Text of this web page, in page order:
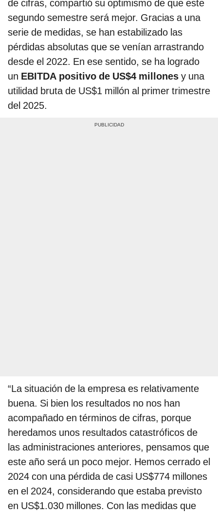
de cifras, compartió su optimismo de que este
segundo semestre será mejor. Gracias a una
serie de medidas, se han estabilizado las
pérdidas absolutas que se venían arrastrando
desde el 2022. En ese sentido, se ha logrado
un EBITDA positivo de US$4 millones y una
utilidad bruta de US$1 millón al primer trimestre
del 2025.
“La situación de la empresa es relativamente
buena. Si bien los resultados no nos han
acompañado en términos de cifras, porque
heredamos unos resultados catastróficos de
las administraciones anteriores, pensamos que
este año será un poco mejor. Hemos cerrado el
2024 con una pérdida de casi US$774 millones
en el 2024, considerando que estaba previsto
en US$1.030 millones. Con las medidas que